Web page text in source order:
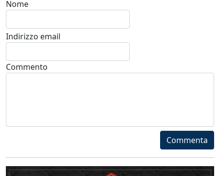
Nome
Indirizzo email
Commento
Commenta